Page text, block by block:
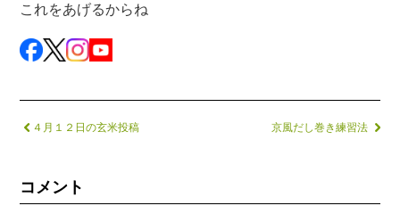
これをあげるからね
４月１２日の玄米投稿 京風だし巻き練習法
コメント